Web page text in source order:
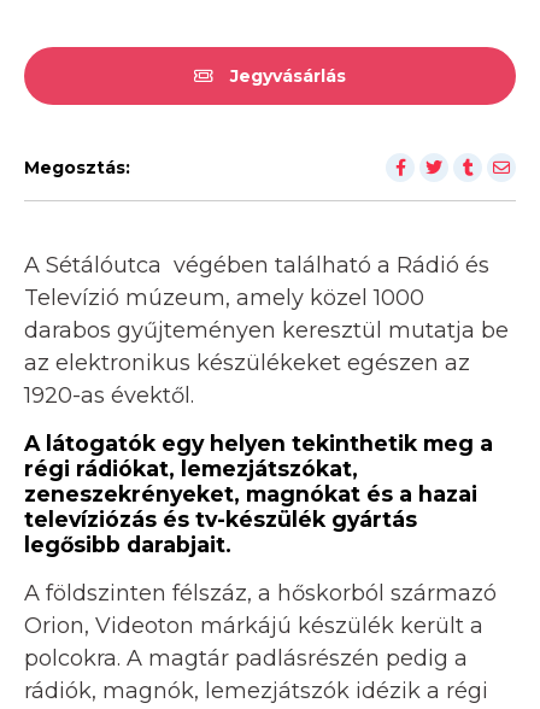
Jegyvásárlás
Megosztás:
A Sétálóutca végében található a Rádió és
Televízió múzeum, amely közel 1000
darabos gyűjteményen keresztül mutatja be
az elektronikus készülékeket egészen az
1920-as évektől.
A látogatók egy helyen tekinthetik meg a
régi rádiókat, lemezjátszókat,
zeneszekrényeket, magnókat és a hazai
televíziózás és tv-készülék gyártás
legősibb darabjait.
A földszinten félszáz, a hőskorból származó
Orion, Videoton márkájú készülék került a
polcokra. A magtár padlásrészén pedig a
rádiók, magnók, lemezjátszók idézik a régi